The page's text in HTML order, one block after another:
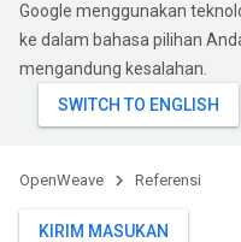
Google menggunakan
ke dalam bahasa pilihan
mengandung kesalahan.
OpenWeave Referensi
KIRIM MASUKAN